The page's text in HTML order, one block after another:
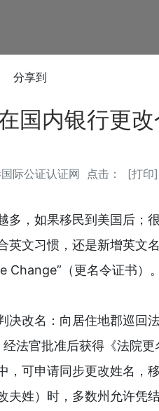
分享到
国内银行更
际公证认证网 点击： [打印]
多，如果移民到美国后；
英文习惯，还是新增英文
（更名令证书）。
决改名：向居住地郡巡回
法官批准后获得《法院更
，可申请同步更改姓名，
夫姓）时，多数州允许凭